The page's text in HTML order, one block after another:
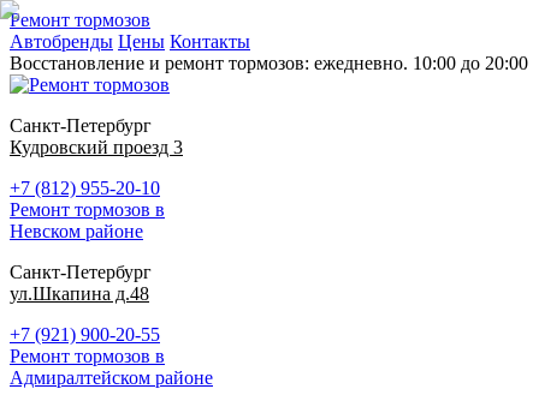
Ремонт тормозов
Автобренды Цены Контакты
Восстановление и ремонт тормозов: ежедневно. 10:00 до 20:00
Санкт-Петербург
Кудровский проезд 3
+7 (812) 955-20-10
Ремонт тормозов в
Невском районе
Санкт-Петербург
ул.Шкапина д.48
+7 (921) 900-20-55
Ремонт тормозов в
Адмиралтейском районе